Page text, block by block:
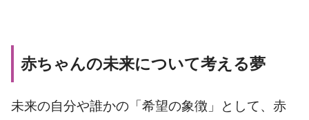
赤ちゃんの未来について考える夢
未来の自分や誰かの「希望の象徴」として、赤